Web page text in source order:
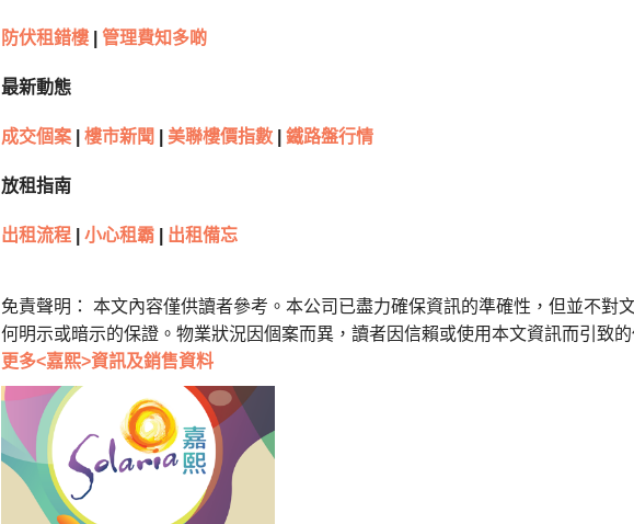
防伏租錯樓 管理費知多啲
最新動態
成交個案 樓市新聞 美聯樓價指數 鐵路盤行情
放租指南
出租流程 小心租霸 出租備忘
免責聲明： 本文內容僅供讀者參考。本公司已盡力確保資訊的準確性，但並不對
何明示或暗示的保證。物業狀況因個案而異，讀者因信賴或使用本文資訊而引致
更多<嘉熙>資訊及銷售資料